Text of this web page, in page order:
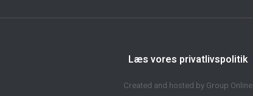
Læs vores privatlivspolitik
Created and hosted by Group Online